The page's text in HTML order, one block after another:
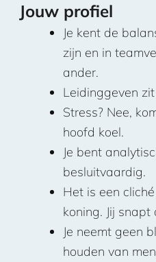
Jouw profiel
Je kent de
zijn en in
ander.
Leidinggeven
Stress? Nee,
hoofd koel.
Je bent
besluitvaardig.
Het is een
koning. Jij snapt
Je neemt geen
houden van